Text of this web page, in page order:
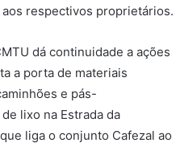
respectivos proprietários.
dá continuidade a ações
a porta de materiais
e pás-
lixo na Estrada da
liga o conjunto Cafezal ao